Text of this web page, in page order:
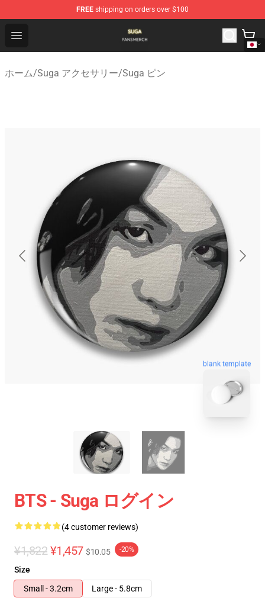
FREE shipping on orders over $100
Open menu
Suga Shop - Official Suga Merchandise Store
ホーム/Suga アクセサリー/Suga ピン
blank template
BTS - Suga ログイン
(4 customer reviews)
¥1,822 ¥1,457 $10.05 -20%
Size
Small - 3.2cm
Large - 5.8cm